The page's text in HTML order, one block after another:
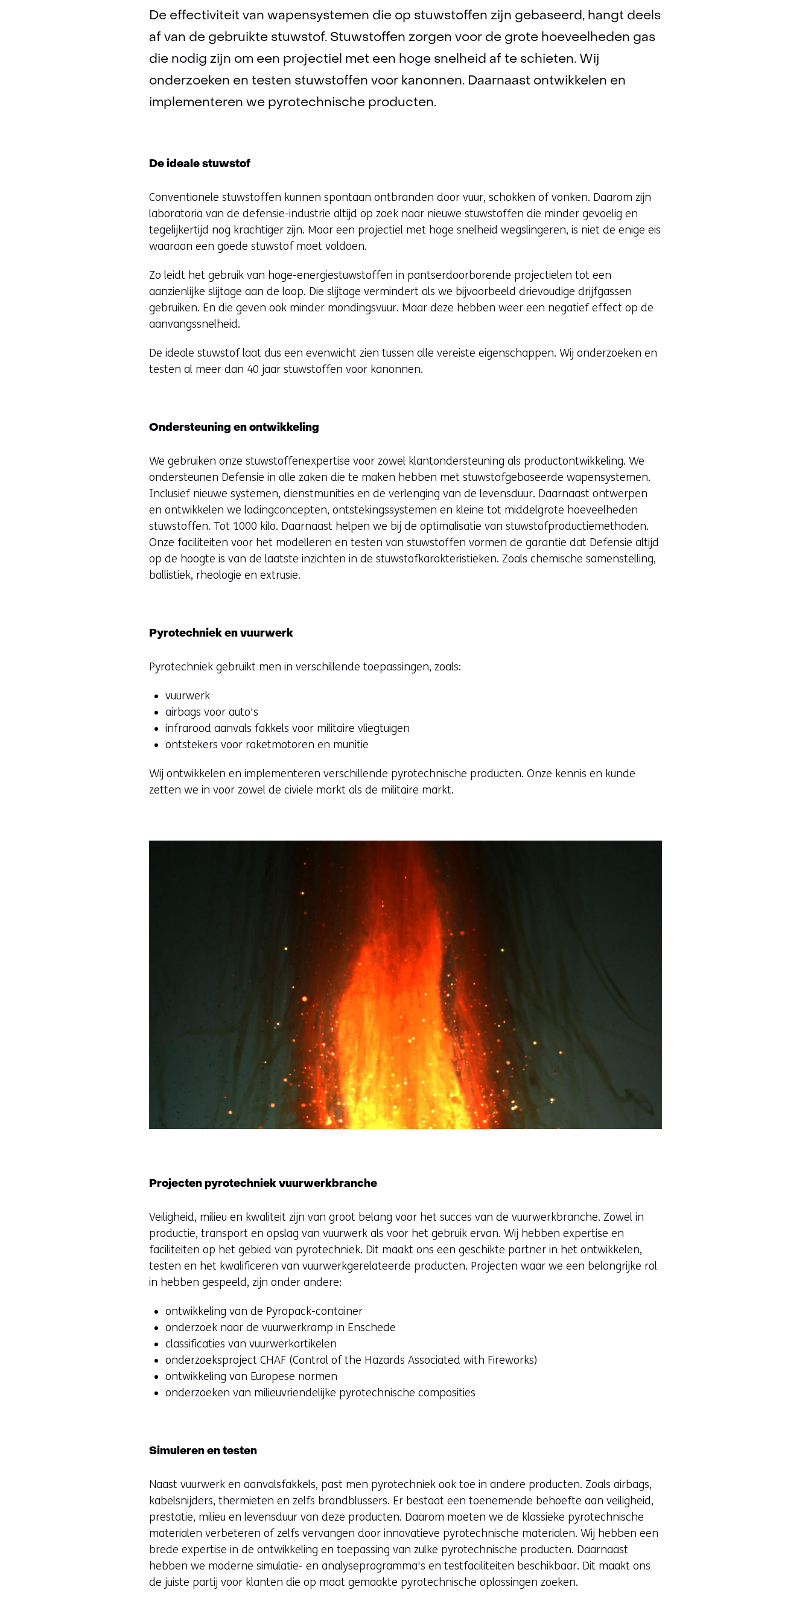
De effectiviteit van wapensystemen die op stuwstoffen zijn gebaseerd, hangt deels
af van de gebruikte stuwstof. Stuwstoffen zorgen voor de grote hoeveelheden gas
die nodig zijn om een projectiel met een hoge snelheid af te schieten. Wij
onderzoeken en testen stuwstoffen voor kanonnen. Daarnaast ontwikkelen en
implementeren we pyrotechnische producten.
De ideale stuwstof
Conventionele stuwstoffen kunnen spontaan ontbranden door vuur, schokken of vonken. Daarom zijn
laboratoria van de defensie-industrie altijd op zoek naar nieuwe stuwstoffen die minder gevoelig en
tegelijkertijd nog krachtiger zijn. Maar een projectiel met hoge snelheid wegslingeren, is niet de enige eis
waaraan een goede stuwstof moet voldoen.
Zo leidt het gebruik van hoge-energiestuwstoffen in pantserdoorborende projectielen tot een
aanzienlijke slijtage aan de loop. Die slijtage vermindert als we bijvoorbeeld drievoudige drijfgassen
gebruiken. En die geven ook minder mondingsvuur. Maar deze hebben weer een negatief effect op de
aanvangssnelheid.
De ideale stuwstof laat dus een evenwicht zien tussen alle vereiste eigenschappen. Wij onderzoeken en
testen al meer dan 40 jaar stuwstoffen voor kanonnen.
Ondersteuning en ontwikkeling
We gebruiken onze stuwstoffenexpertise voor zowel klantondersteuning als productontwikkeling. We
ondersteunen Defensie in alle zaken die te maken hebben met stuwstofgebaseerde wapensystemen.
Inclusief nieuwe systemen, dienstmunities en de verlenging van de levensduur. Daarnaast ontwerpen
en ontwikkelen we ladingconcepten, ontstekingssystemen en kleine tot middelgrote hoeveelheden
stuwstoffen. Tot 1000 kilo. Daarnaast helpen we bij de optimalisatie van stuwstofproductiemethoden.
Onze faciliteiten voor het modelleren en testen van stuwstoffen vormen de garantie dat Defensie altijd
op de hoogte is van de laatste inzichten in de stuwstofkarakteristieken. Zoals chemische samenstelling,
ballistiek, rheologie en extrusie.
Pyrotechniek en vuurwerk
Pyrotechniek gebruikt men in verschillende toepassingen, zoals:
vuurwerk
airbags voor auto's
infrarood aanvals fakkels voor militaire vliegtuigen
ontstekers voor raketmotoren en munitie
Wij ontwikkelen en implementeren verschillende pyrotechnische producten. Onze kennis en kunde
zetten we in voor zowel de civiele markt als de militaire markt.
Projecten pyrotechniek vuurwerkbranche
Veiligheid, milieu en kwaliteit zijn van groot belang voor het succes van de vuurwerkbranche. Zowel in
productie, transport en opslag van vuurwerk als voor het gebruik ervan. Wij hebben expertise en
faciliteiten op het gebied van pyrotechniek. Dit maakt ons een geschikte partner in het ontwikkelen,
testen en het kwalificeren van vuurwerkgerelateerde producten. Projecten waar we een belangrijke rol
in hebben gespeeld, zijn onder andere:
ontwikkeling van de Pyropack-container
onderzoek naar de vuurwerkramp in Enschede
classificaties van vuurwerkartikelen
onderzoeksproject CHAF (Control of the Hazards Associated with Fireworks)
ontwikkeling van Europese normen
onderzoeken van milieuvriendelijke pyrotechnische composities
Simuleren en testen
Naast vuurwerk en aanvalsfakkels, past men pyrotechniek ook toe in andere producten. Zoals airbags,
kabelsnijders, thermieten en zelfs brandblussers. Er bestaat een toenemende behoefte aan veiligheid,
prestatie, milieu en levensduur van deze producten. Daarom moeten we de klassieke pyrotechnische
materialen verbeteren of zelfs vervangen door innovatieve pyrotechnische materialen. Wij hebben een
brede expertise in de ontwikkeling en toepassing van zulke pyrotechnische producten. Daarnaast
hebben we moderne simulatie- en analyseprogramma's en testfaciliteiten beschikbaar. Dit maakt ons
de juiste partij voor klanten die op maat gemaakte pyrotechnische oplossingen zoeken.